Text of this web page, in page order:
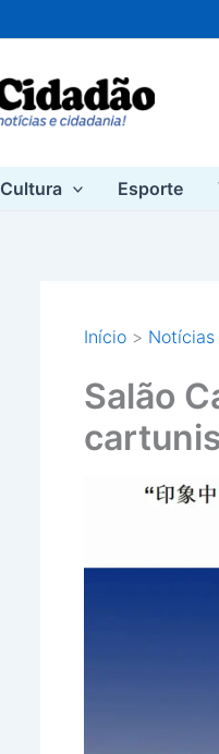
Cultura Esporte
Início Notícias
Salão